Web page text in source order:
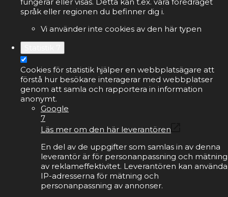
språk eller regionen du befinner dig i.
Vi använder inte cookies av den här typen
Cookies för statistik hjälper en webbplatsägare att
förstå hur besökare interagerar med webbplatser
genom att samla och rapportera in information
anonymt.
Google
7
Läs mer om den här leverantören
En del av de uppgifter som samlas in av denna
leverantör är för personanpassning och mätning
av reklameffektivitet. Leverantören kan använda
IP-adresserna för mätning och
personanpassning av annonser.